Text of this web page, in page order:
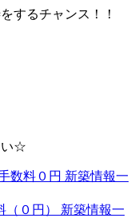
するチャンス！！
い☆
数料０円 新築情報一
（０円） 新築情報一